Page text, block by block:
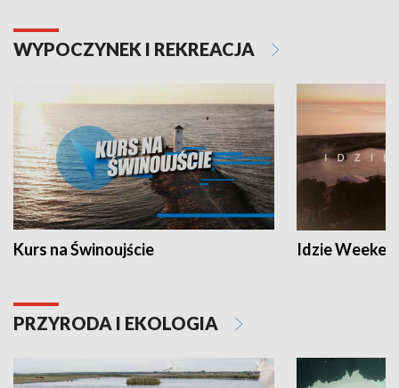
WYPOCZYNEK I REKREACJA
Kurs na Świnoujście Idzie
PRZYRODA I EKOLOGIA